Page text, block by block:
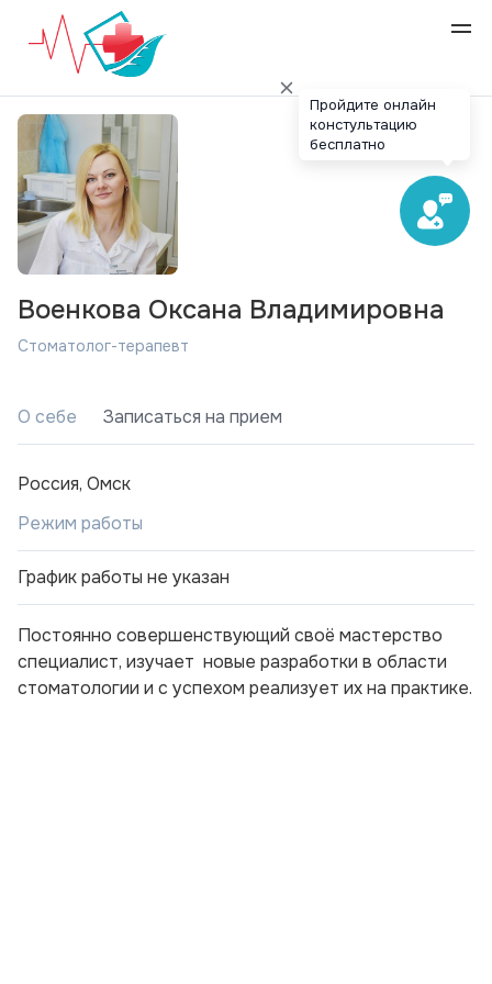
Военкова Оксана Владимировна
Стоматолог-терапевт
О себе Записаться на прием
Россия, Омск
Режим работы
График работы не указан
Постоянно совершенствующий своё мастерство
специалист, изучает новые разработки в области
стоматологии и с успехом реализует их на практике.
Пройдите онлайн
констультацию
бесплатно